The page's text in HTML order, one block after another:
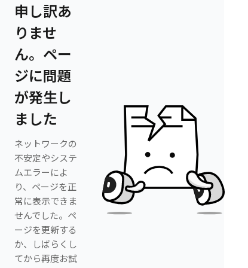
申し訳あ
りませ
ん。ペー
ジに問題
が発生し
ました
ネットワークの
不安定やシステ
ムエラーによ
り、ページを正
常に表示できま
せんでした。ペ
ージを更新する
か、しばらくし
てから再度お試